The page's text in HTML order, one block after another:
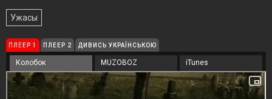
Ужасы
ПЛЕЕР 1 ПЛЕЕР 2 ДИВИСЬ УКРАЇНСЬКОЮ
Колобок MUZOBOZ iTunes